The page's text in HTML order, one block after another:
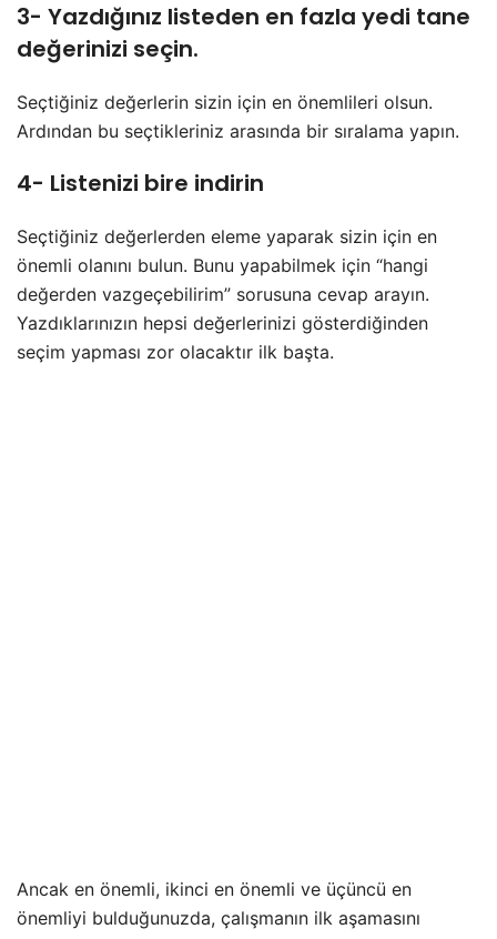
3- Yazdığınız listeden en fazla yedi tane
değerinizi seçin.
Seçtiğiniz değerlerin sizin için en önemlileri olsun.
Ardından bu seçtikleriniz arasında bir sıralama yapın.
4- Listenizi bire indirin
Seçtiğiniz değerlerden eleme yaparak sizin için en
önemli olanını bulun. Bunu yapabilmek için “hangi
değerden vazgeçebilirim” sorusuna cevap arayın.
Yazdıklarınızın hepsi değerlerinizi gösterdiğinden
seçim yapması zor olacaktır ilk başta.
Ancak en önemli, ikinci en önemli ve üçüncü en
önemliyi bulduğunuzda, çalışmanın ilk aşamasını